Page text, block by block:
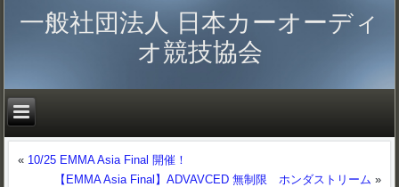
一般社団法人 日本カーオーディ
オ競技協会
« 10/25 EMMA Asia Final 開催！
【EMMA Asia Final】ADVAVCED 無制限 ホンダストリーム »